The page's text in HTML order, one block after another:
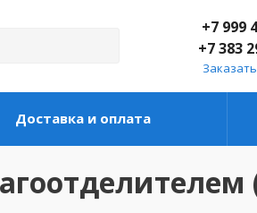
+7 999
+7 383
Доставка и оплата